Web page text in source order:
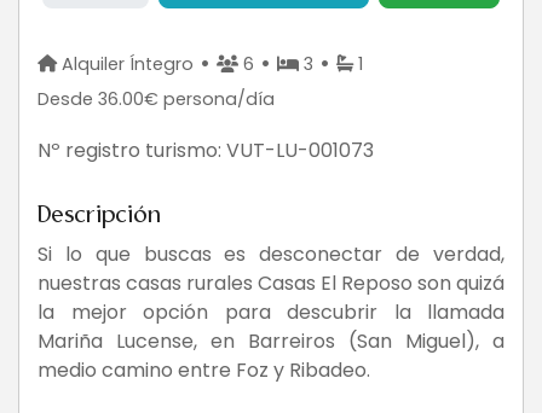
Alquiler Íntegro • 6 • 3 •
1
Desde 36.00€ persona/día
Nº registro turismo: VUT-LU-001073
Descripción
Si lo que buscas es desconectar de verdad,
nuestras casas rurales Casas El Reposo son quizá
la mejor opción para descubrir la llamada
Mariña Lucense, en Barreiros (San Miguel), a
medio camino entre Foz y Ribadeo.